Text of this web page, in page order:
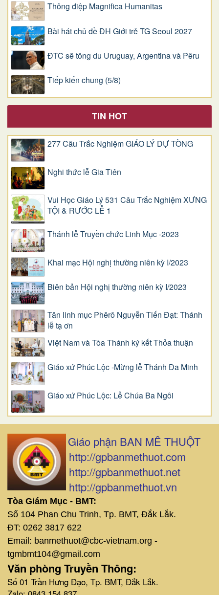
Thông điệp Magnifica Humanitas
Bài hát chủ đề ĐH Giới trẻ TG Seoul 2027
ĐTC sẽ tông du Uruguay, Argentina và Pêru
Tiếp kiến chung (5/8)
TIN HOT
277 Câu Trắc Nghiệm GIÁO LÝ DỰ TÒNG
Nghi thức lễ Gia Tiên
Vui Học Giáo Lý 531 Câu Trắc Nghiệm XƯNG
TỘI & RƯỚC LỄ 1
Thánh lễ Truyền chức Linh Mục -2023
Khai mạc Hội nghị thường niên kỳ I/2023
Biên bản Hội nghị thường niên kỳ I/2023
Tân linh mục Phêrô Nguyễn Tiến Đạt: Thánh
lễ tạ ơn
Việt Nam và Tòa Thánh ký kết Thỏa thuận
Giáo xứ Phúc Lộc -Mừng lễ Thánh Đa Minh
Giáo xứ Phúc Lộc: Lễ Chúa Ba Ngôi
Giáo phận BAN MÊ THUỘT
http://gpbanmethuot.com
http://gpbanmethuot.net
http://gpbanmethuot.vn
Tòa Giám Mục - BMT:
Số 104 Phan Chu Trinh, Tp. BMT, Đắk Lắk.
ĐT: 0262 3817 622
Email: banmethuot@cbc-vietnam.org -
tgmbmt104@gmail.com
Văn phòng Truyền Thông:
Số 01 Trần Hưng Đạo, Tp. BMT, Đắk Lắk.